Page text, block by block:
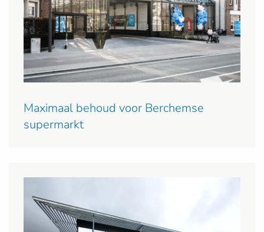
Maximaal behoud voor Berchemse
supermarkt